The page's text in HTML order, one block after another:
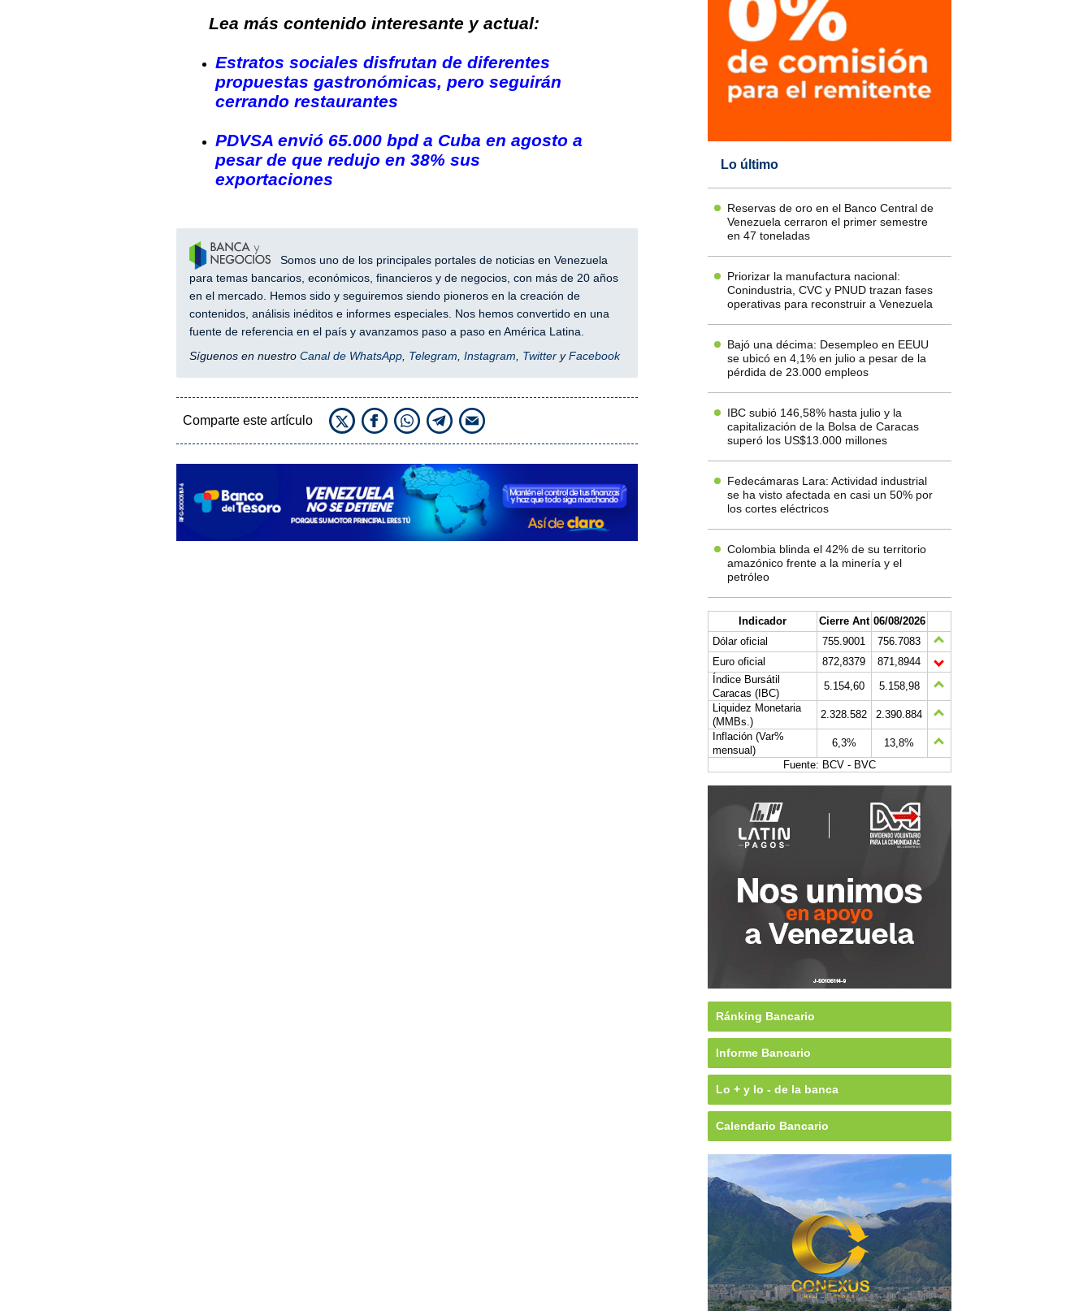
Lea más contenido interesante y actual:
Estratos sociales disfrutan de diferentes
propuestas gastronómicas, pero seguirán
cerrando restaurantes
PDVSA envió 65.000 bpd a Cuba en agosto a
pesar de que redujo en 38% sus
exportaciones
Somos uno de los principales portales de noticias en Venezuela
para temas bancarios, económicos, financieros y de negocios, con más de 20 años
en el mercado. Hemos sido y seguiremos siendo pioneros en la creación de
contenidos, análisis inéditos e informes especiales. Nos hemos convertido en una
fuente de referencia en el país y avanzamos paso a paso en América Latina.
Síguenos en nuestro Canal de WhatsApp, Telegram, Instagram, TwitteryFacebook
Comparte este artículo
Lo último
Reservas de oro en el Banco Central de
Venezuela cerraron el primer semestre
en 47 toneladas
Priorizar la manufactura nacional:
Conindustria, CVC y PNUD trazan fases
operativas para reconstruir a Venezuela
Bajó una décima: Desempleo en EEUU
se ubicó en 4,1% en julio a pesar de la
pérdida de 23.000 empleos
IBC subió 146,58% hasta julio y la
capitalización de la Bolsa de Caracas
superó los US$13.000 millones
Fedecámaras Lara: Actividad industrial
se ha visto afectada en casi un 50% por
los cortes eléctricos
Colombia blinda el 42% de su territorio
amazónico frente a la minería y el
petróleo
Indicador Cierre Ant 06/08/2026
Dólar oficial
755.9001
756.7083
Euro oficial
872,8379
871,8944
Índice Bursátil
Caracas (IBC)
5.154,60
5.158,98
Liquidez Monetaria
(MMBs.)
2.328.582
2.390.884
Inflación (Var%
mensual)
6,3%
13,8%
Fuente: BCV - BVC
Ránking Bancario
Informe Bancario
Lo + y lo - de la banca
Calendario Bancario